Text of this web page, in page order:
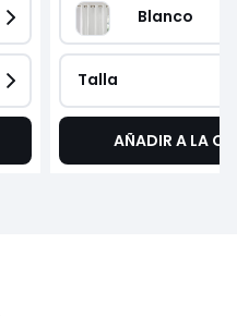
Blanco
Talla
AÑADIR A LA